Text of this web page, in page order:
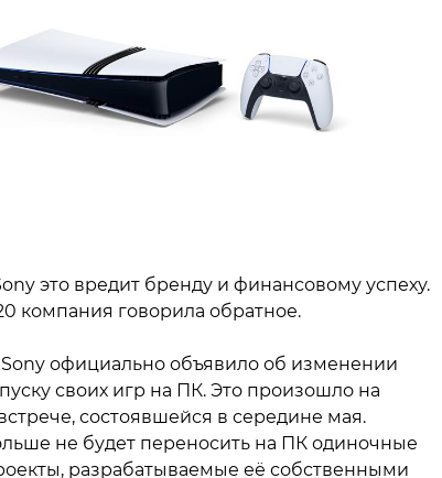
это вредит бренду и финансовому успеху.
компания говорила обратное.
Sony официально объявило об изменении
своих игр на ПК. Это произошло на
состоявшейся в середине мая.
не будет переносить на ПК одиночные
разрабатываемые её собственными